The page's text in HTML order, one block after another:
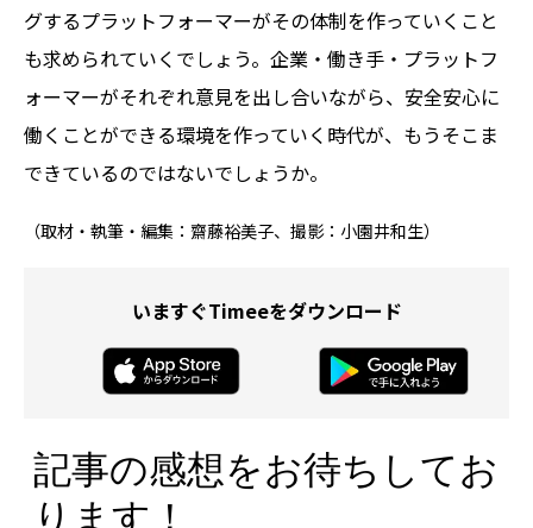
グするプラットフォーマーがその体制を作っていくこと
も求められていくでしょう。企業・働き手・プラットフ
ォーマーがそれぞれ意見を出し合いながら、安全安心に
働くことができる環境を作っていく時代が、もうそこま
できているのではないでしょうか。
（取材・執筆・編集：齋藤裕美子、撮影：小園井和生）
いますぐTimeeをダウンロード